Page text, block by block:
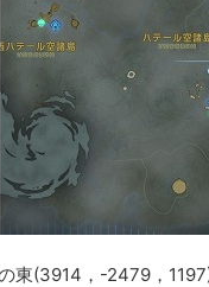
東(3914，-2479，